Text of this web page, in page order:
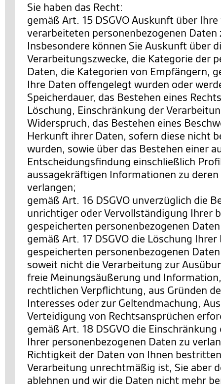
Sie haben das Recht:
gemäß Art. 15 DSGVO Auskunft über
verarbeiteten personenbezogenen Daten
Insbesondere können Sie Auskunft über
Verarbeitungszwecke, die Kategorie der
Daten, die Kategorien von Empfängern,
Ihre Daten offengelegt wurden oder
Speicherdauer, das Bestehen eines
Löschung, Einschränkung der
Widerspruch, das Bestehen eines
Herkunft ihrer Daten, sofern diese nicht
wurden, sowie über das Bestehen einer
Entscheidungsfindung einschließlich
aussagekräftigen Informationen zu
verlangen;
gemäß Art. 16 DSGVO unverzüglich die
unrichtiger oder Vervollständigung Ihrer
gespeicherten personenbezogenen
gemäß Art. 17 DSGVO die Löschung Ihrer
gespeicherten personenbezogenen
soweit nicht die Verarbeitung zur
freie Meinungsäußerung und
rechtlichen Verpflichtung, aus Gründen
Interesses oder zur Geltendmachung,
Verteidigung von Rechtsansprüchen
gemäß Art. 18 DSGVO die
Ihrer personenbezogenen Daten zu
Richtigkeit der Daten von Ihnen
Verarbeitung unrechtmäßig ist, Sie aber
ablehnen und wir die Daten nicht mehr